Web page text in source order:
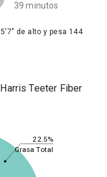
39 minutos
de alto y pesa 144
Teeter Fiber
22.5%
Grasa Total